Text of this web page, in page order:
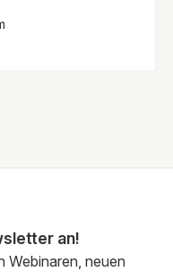
an!
Webinaren, neuen